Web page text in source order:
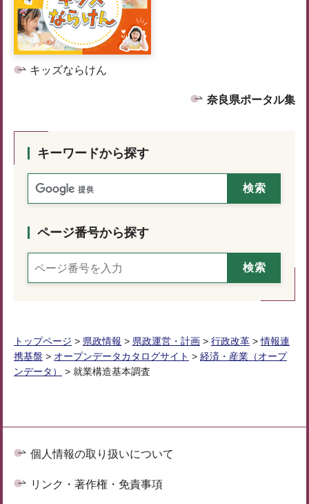
キッズならけん
奈良県ポータル集
キーワードから探す
ページ番号から探す
トップページ > 県政情報 > 県政運営・計画 > 行政改革 >情報連
携基盤 > オープンデータカタログサイト > 経済・産業（オープ
ンデータ）
> 就業構造基本調査
個人情報の取り扱いについて
リンク・著作権・免責事項